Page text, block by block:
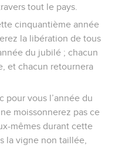
des esclaves et des
étrangers résidant chez
qui vivent parmi vous
deviendront votre
à vos enfants pour
vos esclaves à
avec brutalité vos